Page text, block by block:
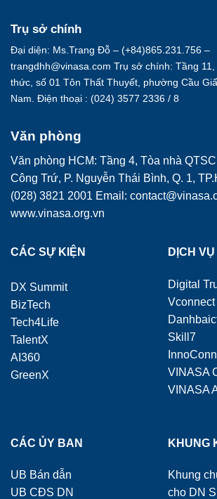
Trụ sở chính
Đại diện: Ms.Trang Đỗ – (+84)865.231.756 –
trangdhh@vinasa.com Trụ sở chính: Tầng
thức, số 01 Tôn Thất Thuyết, phường Cầu
Nam. Điện thoại : (024) 3577 2336 / 8
Văn phòng
Văn phòng HCM: Tầng 4, Tòa nhà
Công Trứ, P. Nguyễn Thái Bình, Q. 1,
(028) 3821 2001 Email:
www.vinasa.org.vn
CÁC SỰ KIỆN
DX Summit
BizTech
Tech4Life
TalentX
AI360
GreenX
DỊCH VỤ
Digital
Vconnect
Skill7
VINASA
VINASA
CÁC ỦY BAN
UB Bán dẫn
UB CĐS DN
KHUNG
Khung
cho DN